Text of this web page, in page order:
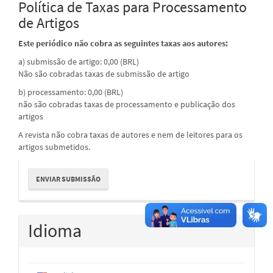
Política de Taxas para Processamento
de Artigos
Este periódico não cobra as seguintes taxas aos autores:
a) submissão de artigo: 0,00 (BRL)
Não são cobradas taxas de submissão de artigo
b) processamento: 0,00 (BRL)
não são cobradas taxas de processamento e publicação dos
artigos
A revista não cobra taxas de autores e nem de leitores para os
artigos submetidos.
Enviar
Submissão
ENVIAR SUBMISSÃO
Idioma